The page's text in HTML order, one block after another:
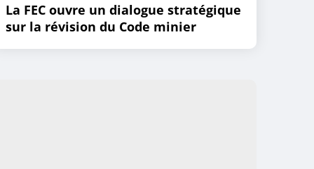
La FEC ouvre un dialogue stratégique
sur la révision du Code minier